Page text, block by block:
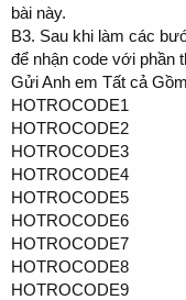
bài này.
B3. Sau khi làm các
để nhận code với phần
Gửi Anh em Tất cả
HOTROCODE1
HOTROCODE2
HOTROCODE3
HOTROCODE4
HOTROCODE5
HOTROCODE6
HOTROCODE7
HOTROCODE8
HOTROCODE9